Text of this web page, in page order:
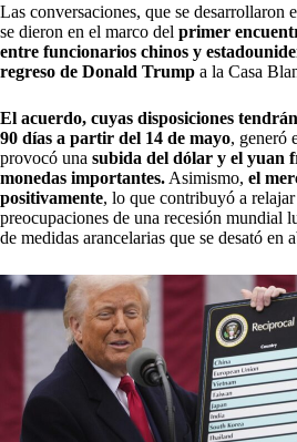
Las conversaciones, que se desarrollaron
se dieron en el marco del primer
entre funcionarios chinos y
regreso de Donald Trump a la Casa
El acuerdo, cuyas disposiciones
90 días a partir del 14 de mayo, generó
provocó una subida del dólar y el yuan
monedas importantes. Asimismo, el
positivamente, lo que contribuyó a relajar
preocupaciones de una recesión mundial
de medidas arancelarias que se desató en